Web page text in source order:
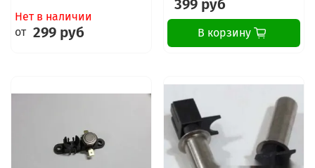
Нет в наличии
от 299 руб
399 руб
В корзину